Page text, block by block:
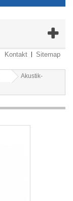
Kontakt Sitemap
Akustik-